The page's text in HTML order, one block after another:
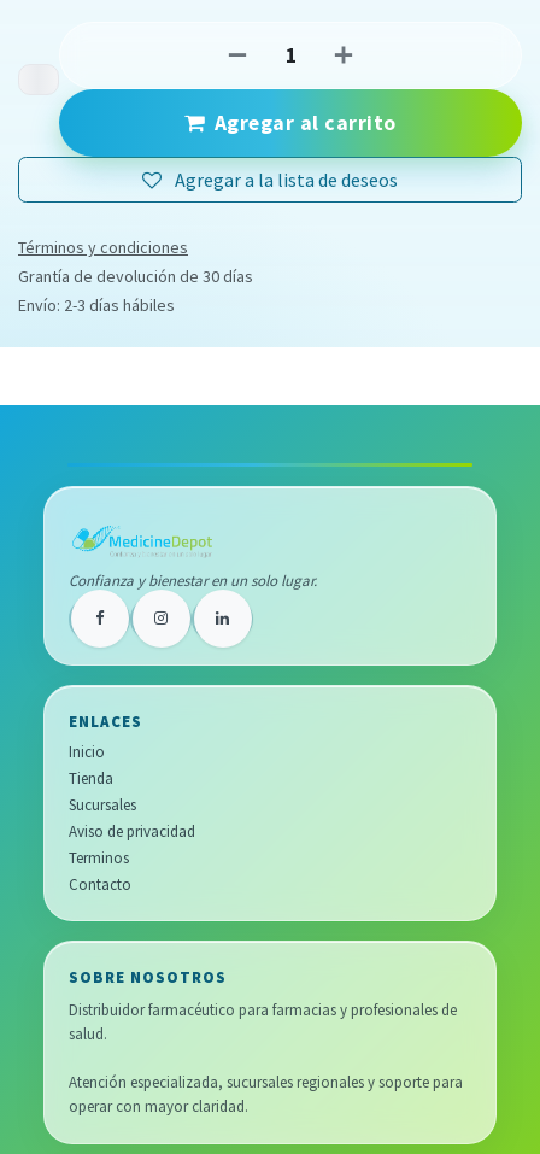
Agregar al carrito
Agregar a la lista de deseos
Términos y condiciones
Grantía de devolución de 30 días
Envío: 2-3 días hábiles
Confianza y bienestar en un solo lugar.
ENLACES
Inicio
Tienda
Sucursales
Aviso de privacidad
Terminos
Contacto
SOBRE NOSOTROS
Distribuidor farmacéutico para farmacias y profesionales de
salud.
Atención especializada, sucursales regionales y soporte para
operar con mayor claridad.